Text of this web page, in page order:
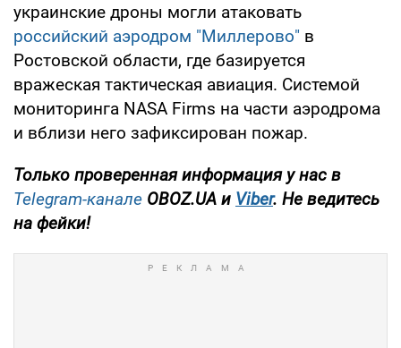
украинские дроны могли атаковать
российский аэродром "Миллерово" в
Ростовской области, где базируется
вражеская тактическая авиация. Системой
мониторинга NASA Firms на части аэродрома
и вблизи него зафиксирован пожар.
Только проверенная информация у нас в
Telegram-канале OBOZ.UA и Viber. Не ведитесь
на фейки!